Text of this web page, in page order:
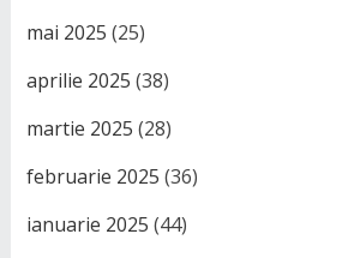
mai 2025 (25)
aprilie 2025 (38)
martie 2025 (28)
februarie 2025 (36)
ianuarie 2025 (44)